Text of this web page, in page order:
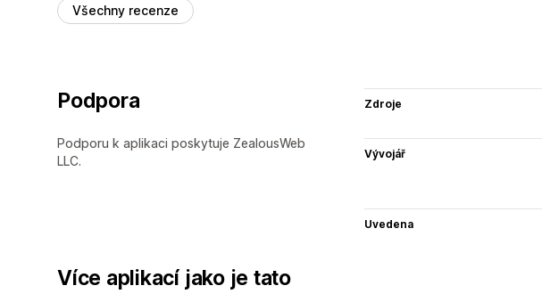
Všechny recenze
Podpora
Podporu k aplikaci poskytuje ZealousWeb
LLC.
Zdroje
Vývojář
Uvedena
Více aplikací jako je tato